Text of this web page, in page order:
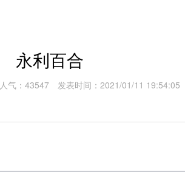
永利百合
人气：43547 发表时间：2021/01/11 19:54:05